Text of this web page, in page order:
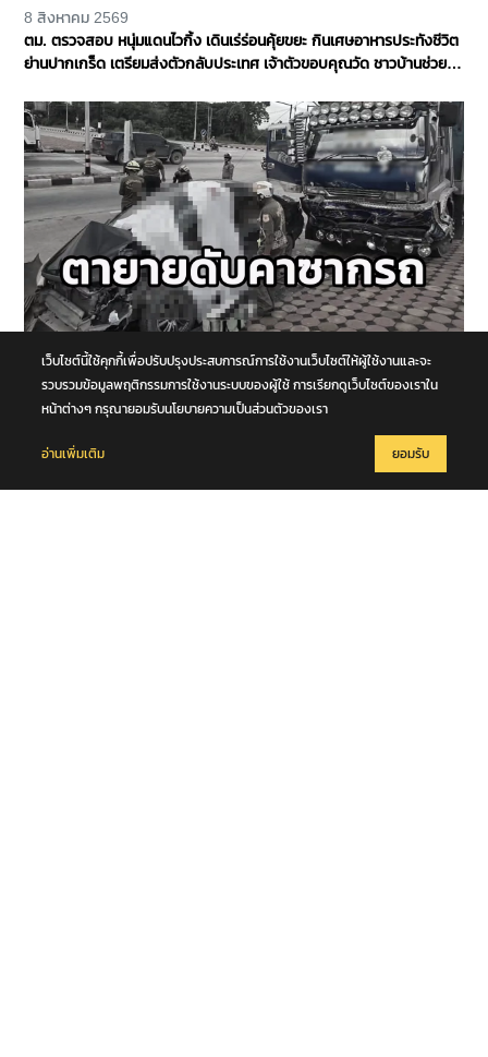
8 สิงหาคม 2569
ตม. ตรวจสอบ หนุ่มแดนไวกิ้ง เดินเร่ร่อนคุ้ยขยะ กินเศษอาหารประทังชีวิต
ย่านปากเกร็ด เตรียมส่งตัวกลับประเทศ เจ้าตัวขอบคุณวัด ชาวบ้านช่วย
8 สิงหาคม 2569
รถนั่งส่วนบุคคลชนกับรถบรรทุก กลางทางแยกหน้าโคก คุณตา-คุณยาย
เสียชีวิตในซากรถ จ.พระนครศรีอยุธยา
เว็บไซต์นี้ใช้คุกกี้เพื่อปรับปรุงประสบการณ์การใช้งานเว็บไซต์ให้ผู้ใช้งานและจะ
รวบรวมข้อมูลพฤติกรรมการใช้งานระบบของผู้ใช้ การเรียกดูเว็บไซต์ของเราใน
หน้าต่างๆ กรุณายอมรับนโยบายความเป็นส่วนตัวของเรา
อ่านเพิ่มเติม ยอมรับ